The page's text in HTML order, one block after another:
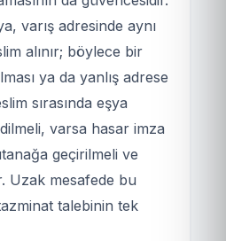
varış adresinde aynı
alınır; böylece bir
ya da yanlış adrese
sırasında eşya
varsa hasar imza
geçirilmeli ve
Uzak mesafede bu
talebinin tek